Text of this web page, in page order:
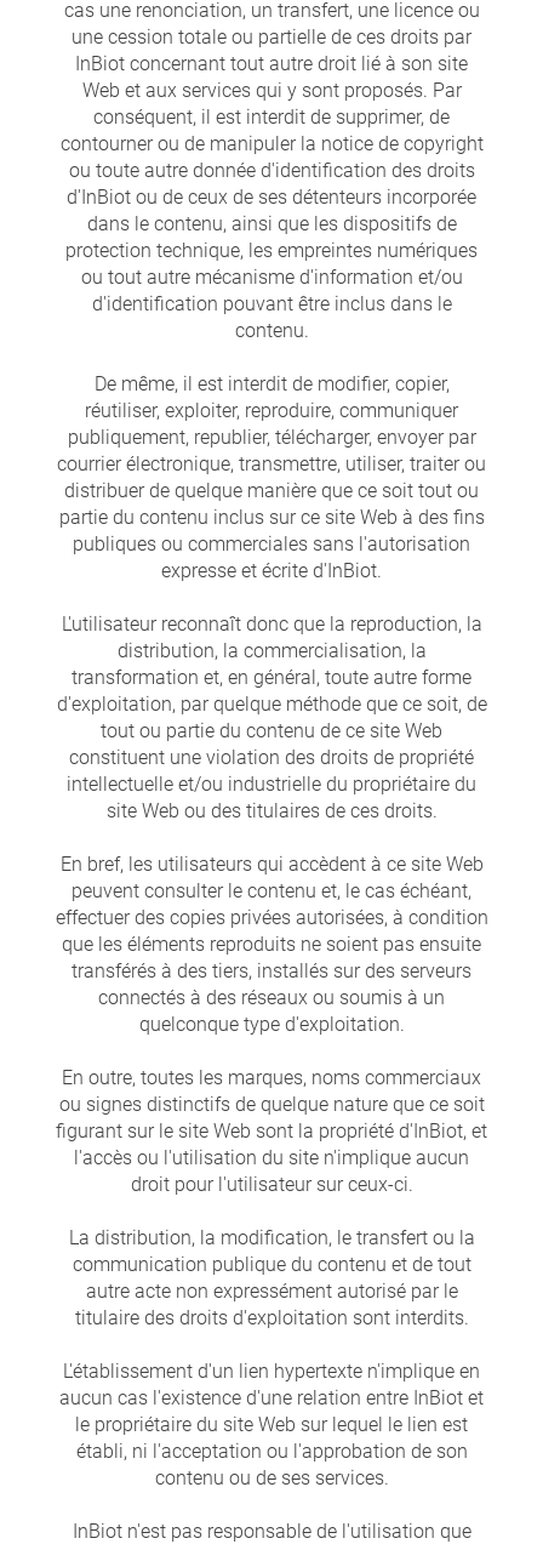
cas une renonciation, un transfert, une licence ou
une cession totale ou partielle de ces droits par
InBiot concernant tout autre droit lié à son site
Web et aux services qui y sont proposés. Par
conséquent, il est interdit de supprimer, de
contourner ou de manipuler la notice de copyright
ou toute autre donnée d'identification des droits
d'InBiot ou de ceux de ses détenteurs incorporée
dans le contenu, ainsi que les dispositifs de
protection technique, les empreintes numériques
ou tout autre mécanisme d'information et/ou
d'identification pouvant être inclus dans le
contenu.
De même, il est interdit de modifier, copier,
réutiliser, exploiter, reproduire, communiquer
publiquement, republier, télécharger, envoyer par
courrier électronique, transmettre, utiliser, traiter ou
distribuer de quelque manière que ce soit tout ou
partie du contenu inclus sur ce site Web à des fins
publiques ou commerciales sans l'autorisation
expresse et écrite d'InBiot.
L'utilisateur reconnaît donc que la reproduction, la
distribution, la commercialisation, la
transformation et, en général, toute autre forme
d'exploitation, par quelque méthode que ce soit, de
tout ou partie du contenu de ce site Web
constituent une violation des droits de propriété
intellectuelle et/ou industrielle du propriétaire du
site Web ou des titulaires de ces droits.
En bref, les utilisateurs qui accèdent à ce site Web
peuvent consulter le contenu et, le cas échéant,
effectuer des copies privées autorisées, à condition
que les éléments reproduits ne soient pas ensuite
transférés à des tiers, installés sur des serveurs
connectés à des réseaux ou soumis à un
quelconque type d'exploitation.
En outre, toutes les marques, noms commerciaux
ou signes distinctifs de quelque nature que ce soit
figurant sur le site Web sont la propriété d'InBiot, et
l'accès ou l'utilisation du site n'implique aucun
droit pour l'utilisateur sur ceux-ci.
La distribution, la modification, le transfert ou la
communication publique du contenu et de tout
autre acte non expressément autorisé par le
titulaire des droits d'exploitation sont interdits.
L'établissement d'un lien hypertexte n'implique en
aucun cas l'existence d'une relation entre InBiot et
le propriétaire du site Web sur lequel le lien est
établi, ni l'acceptation ou l'approbation de son
contenu ou de ses services.
InBiot n'est pas responsable de l'utilisation que